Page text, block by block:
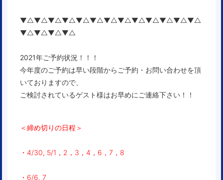
▼△▼△▼△▼△▼△▼△▼△▼△▼△▼△▼△▼△▼△
▼△▼△▼△▼△
2021年ご予約状況！！！
今年度のご予約は早い段階からご予約・お問い合わせを頂
いておりますので、
ご検討されているゲスト様はお早めにご連絡下さい！！
＜締め切りの日程＞
・4/30, 5/1，2，3，4，6，7，8
・6/6, 7